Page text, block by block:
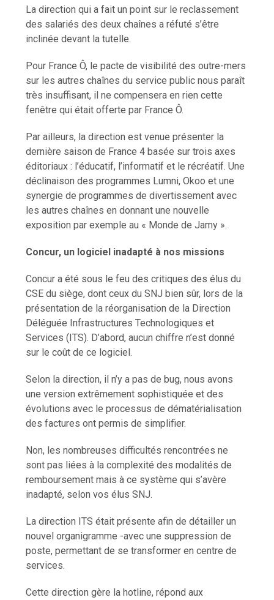
La direction qui a fait un point sur le reclassement
des salariés des deux chaînes a réfuté s’être
inclinée devant la tutelle.
Pour France Ô, le pacte de visibilité des outre-mers
sur les autres chaînes du service public nous paraît
très insuffisant, il ne compensera en rien cette
fenêtre qui était offerte par France Ô.
Par ailleurs, la direction est venue présenter la
dernière saison de France 4 basée sur trois axes
éditoriaux : l’éducatif, l’informatif et le récréatif. Une
déclinaison des programmes Lumni, Okoo et une
synergie de programmes de divertissement avec
les autres chaînes en donnant une nouvelle
exposition par exemple au « Monde de Jamy ».
Concur, un logiciel inadapté à nos missions
Concur a été sous le feu des critiques des élus du
CSE du siège, dont ceux du SNJ bien sûr, lors de la
présentation de la réorganisation de la Direction
Déléguée Infrastructures Technologiques et
Services (ITS). D’abord, aucun chiffre n’est donné
sur le coût de ce logiciel.
Selon la direction, il n’y a pas de bug, nous avons
une version extrêmement sophistiquée et des
évolutions avec le processus de dématérialisation
des factures ont permis de simplifier.
Non, les nombreuses difficultés rencontrées ne
sont pas liées à la complexité des modalités de
remboursement mais à ce système qui s’avère
inadapté, selon vos élus SNJ.
La direction ITS était présente afin de détailler un
nouvel organigramme -avec une suppression de
poste, permettant de se transformer en centre de
services.
Cette direction gère la hotline, répond aux